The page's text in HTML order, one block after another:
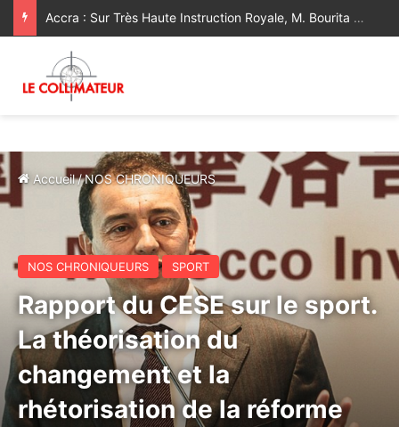
Accra : Sur Très Haute Instruction Royale, M. Bourita représente Sa Majesté le Roi au Sommet extraordinaire de l’UA sur l’élimination du Sida d’ici 2030
Accueil/NOS CHRONIQUEURS
NOS CHRONIQUEURS SPORT
Rapport du CESE sur le sport.
La théorisation du
changement et la
rhétorisation de la réforme